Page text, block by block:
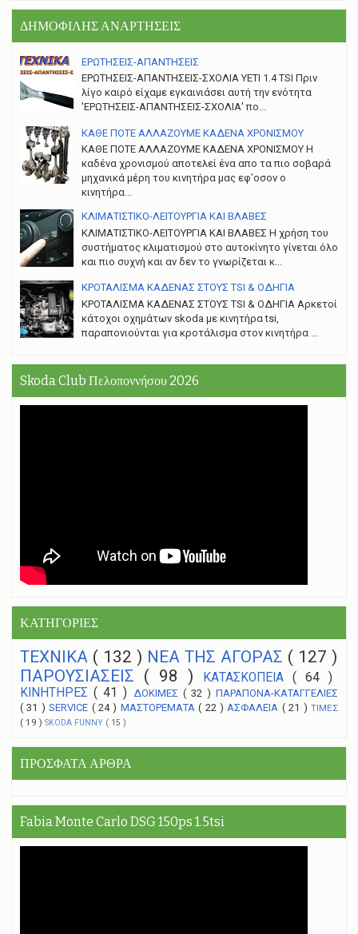
ΔΗΜΟΦΙΛΗΣ ΑΝΑΡΤΗΣΕΙΣ
ΕΡΩΤΗΣΕΙΣ-ΑΠΑΝΤΗΣΕΙΣ
ΕΡΩΤΗΣΕΙΣ-ΑΠΑΝΤΗΣΕΙΣ-ΣΧΟΛΙΑ YETI 1.4 TSI Πριν
λίγο καιρό είχαμε εγκαινιάσει αυτή την ενότητα
'ΕΡΩΤΗΣΕΙΣ-ΑΠΑΝΤΗΣΕΙΣ-ΣΧΟΛΙΑ' πο...
ΚΑΘΕ ΠΟΤΕ ΑΛΛΑΖΟΥΜΕ ΚΑΔΕΝΑ ΧΡΟΝΙΣΜΟΥ
ΚΑΘΕ ΠΟΤΕ ΑΛΛΑΖΟΥΜΕ ΚΑΔΕΝΑ ΧΡΟΝΙΣΜΟΥ Η
καδένα χρονισμού αποτελεί ένα απο τα πιο σοβαρά
μηχανικά μέρη του κινητήρα μας εφ’οσον ο
κινητήρα...
ΚΛΙΜΑΤΙΣΤΙΚΟ-ΛΕΙΤΟΥΡΓΙΑ ΚΑΙ ΒΛΑΒΕΣ
ΚΛΙΜΑΤΙΣΤΙΚΟ-ΛΕΙΤΟΥΡΓΙΑ ΚΑΙ ΒΛΑΒΕΣ H χρήση του
συστήματος κλιματισμού στο αυτοκίνητο γίνεται όλο
και πιο συχνή και αν δεν το γνωρίζεται κ...
ΚΡΟΤΑΛΙΣΜΑ ΚΑΔΕΝΑΣ ΣΤΟΥΣ TSI & ΟΔΗΓΙΑ
ΚΡΟΤΑΛΙΣΜΑ ΚΑΔΕΝΑΣ ΣΤΟΥΣ TSI & ΟΔΗΓΙΑ Αρκετοί
κάτοχοι οχημάτων skoda με κινητήρα tsi,
παραπονιούνται για κροτάλισμα στον κινητήρα ...
Skoda Club Πελοποννήσου 2026
ΚΑΤΗΓΟΡΙΕΣ
ΤΕΧΝΙΚΑ ( 132 ) NEA THΣ ΑΓΟΡΑΣ ( 127 )
ΠΑΡΟΥΣΙΑΣΕΙΣ ( 98 ) ΚΑΤΑΣΚΟΠΕΙΑ ( 64 )
ΚΙΝΗΤΗΡΕΣ( 41 ) ΔΟΚΙΜΕΣ ( 32 ) ΠΑΡΑΠΟΝΑ-ΚΑΤΑΓΓΕΛΙΕΣ
( 31 )SERVICE ( 24 ) ΜΑΣΤΟΡΕΜΑΤΑ( 22 )ΑΣΦΑΛΕΙΑ ( 21 )ΤΙΜΕΣ
( 19 ) SKODA FUNNY ( 15 )
ΠΡΟΣΦΑΤΑ ΑΡΘΡΑ
Fabia Monte Carlo DSG 150ps 1.5tsi